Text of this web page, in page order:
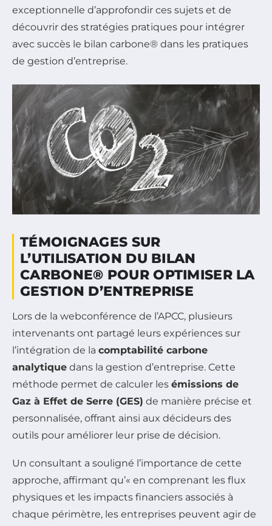
exceptionnelle d’approfondir ces sujets et de
découvrir des stratégies pratiques pour intégrer
avec succès le bilan carbone® dans les pratiques
de gestion d’entreprise.
TÉMOIGNAGES SUR
L’UTILISATION DU BILAN
CARBONE® POUR OPTIMISER LA
GESTION D’ENTREPRISE
Lors de la webconférence de l’APCC, plusieurs
intervenants ont partagé leurs expériences sur
l’intégration de la comptabilité carbone
analytique dans la gestion d’entreprise. Cette
méthode permet de calculer les émissions de
Gaz à Effet de Serre (GES) de manière précise et
personnalisée, offrant ainsi aux décideurs des
outils pour améliorer leur prise de décision.
Un consultant a souligné l’importance de cette
approche, affirmant qu’« en comprenant les flux
physiques et les impacts financiers associés à
chaque périmètre, les entreprises peuvent agir de